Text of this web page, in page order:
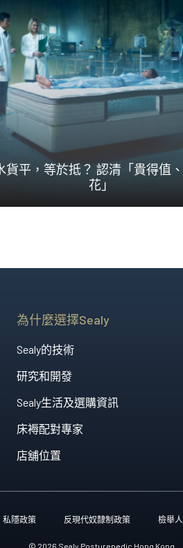
貨平，等於抵？ 認清「貴得值
花」
為什麼選擇Sealy
Sealy的技術
研究和開發
Sealy生活及選購資訊
床褥配對專家
店舖位置
私隱政策 反現代奴隸制政策 檢舉
© 2026 Sealy Posturepedic Hong Kong